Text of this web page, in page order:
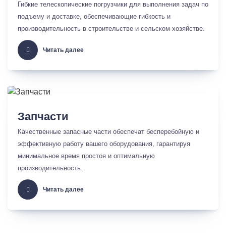
Гибкие телескопические погрузчики для выполнения задач по
подъему и доставке, обеспечивающие гибкость и
производительность в строительстве и сельском хозяйстве.
Читать далее
Запчасти
Качественные запасные части обеспечат бесперебойную и
эффективную работу вашего оборудования, гарантируя
минимальное время простоя и оптимальную
производительность.
Читать далее